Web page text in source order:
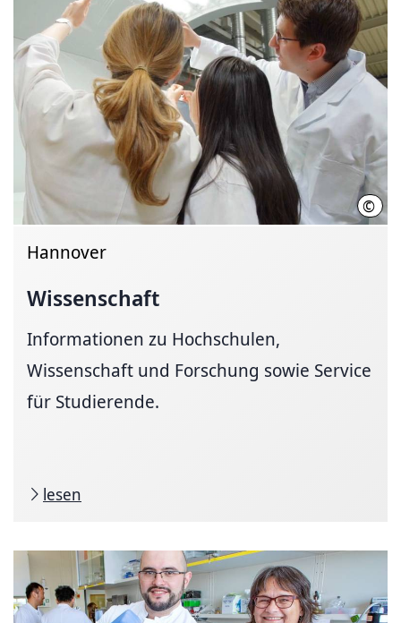
©
Hannover
Wissenschaft
Informationen zu Hochschulen,
Wissenschaft und Forschung sowie Service
für Studierende.
lesen